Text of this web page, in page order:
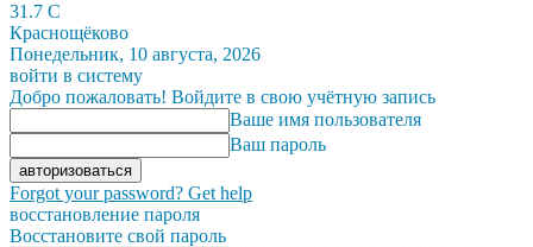
31.7 C
Краснощёково
Понедельник, 10 августа, 2026
войти в систему
Добро пожаловать! Войдите в свою учётную запись
Ваше имя пользователя
Ваш пароль
Forgot your password? Get help
восстановление пароля
Восстановите свой пароль